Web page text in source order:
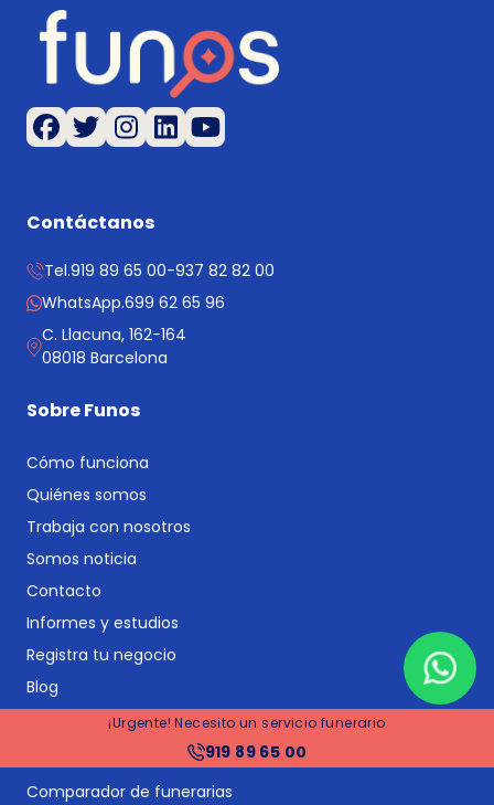
¡Urgente! Necesito un servicio funerario
919 89 65 00
Contáctanos
Tel.919 89 65 00-937 82 82 00
WhatsApp.699 62 65 96
C. Llacuna, 162-164
08018 Barcelona
Sobre Funos
Cómo funciona
Quiénes somos
Trabaja con nosotros
Somos noticia
Contacto
Informes y estudios
Registra tu negocio
Blog
Servicios principales
Comparador de funerarias